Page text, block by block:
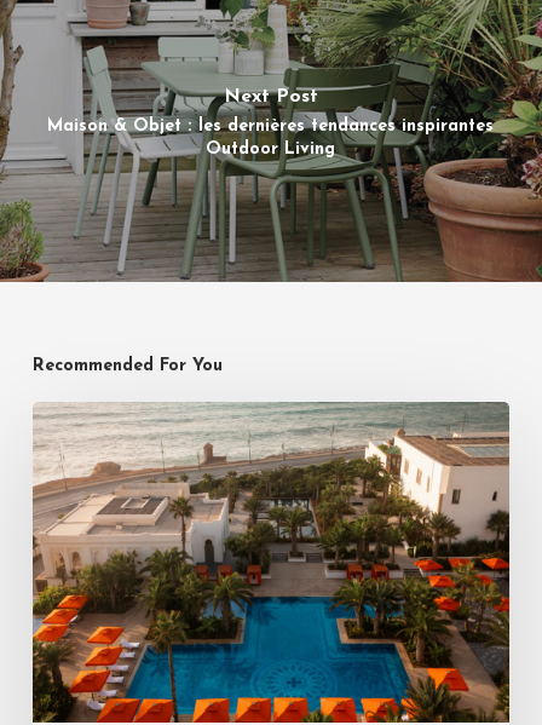
Next Post
Maison & Objet : les dernières tendances inspirantes
Outdoor Living
Recommended For You